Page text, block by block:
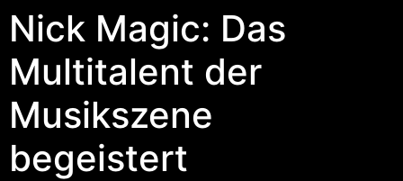
Nick Magic: Das
Multitalent der
Musikszene
begeistert